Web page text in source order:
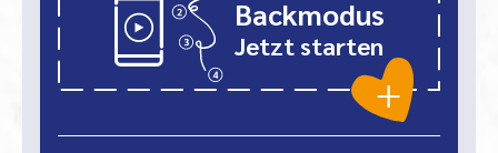
Backmodus
Jetzt starten